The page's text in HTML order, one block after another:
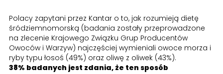
Polacy zapytani przez Kantar o to, jak rozumieją dietę
śródziemnomorską (badania zostały przeprowadzone
na zlecenie Krajowego Związku Grup Producentów
Owoców i Warzyw) najczęściej wymieniali owoce morza i
ryby typu łosoś (49%) oraz oliwę z oliwek (43%).
38% badanych jest zdania, że ten sposób